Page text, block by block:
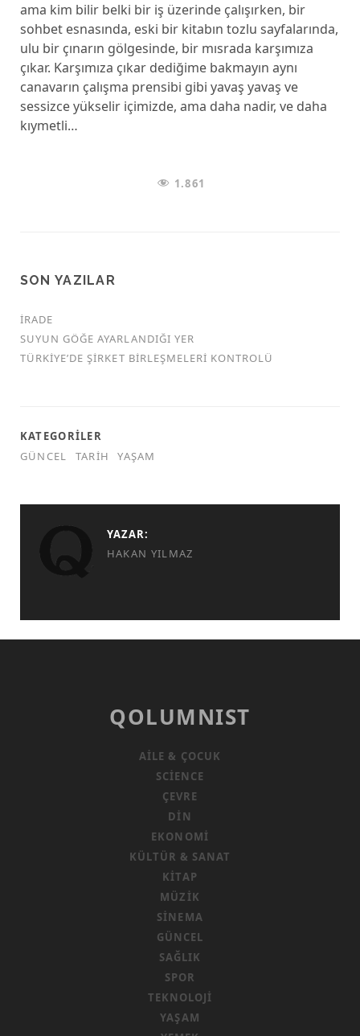
ama kim bilir belki bir iş üzerinde çalışırken, bir
sohbet esnasında, eski bir kitabın tozlu sayfalarında,
ulu bir çınarın gölgesinde, bir mısrada karşımıza
çıkar. Karşımıza çıkar dediğime bakmayın aynı
canavarın çalışma prensibi gibi yavaş yavaş ve
sessizce yükselir içimizde, ama daha nadir, ve daha
kıymetli…
1.861
SON YAZILAR
İRADE
SUYUN GÖĞE AYARLANDIĞI YER
TÜRKİYE’DE ŞİRKET BİRLEŞMELERİ KONTROLÜ
KATEGORILER
GÜNCEL
TARIH YAŞAM
YAZAR:
HAKAN YILMAZ
QOLUMNIST
AILE & ÇOCUK
SCIENCE
ÇEVRE
DIN
EKONOMI
KÜLTÜR & SANAT
KITAP
MÜZIK
SINEMA
GÜNCEL
SAĞLIK
SPOR
TEKNOLOJI
YAŞAM